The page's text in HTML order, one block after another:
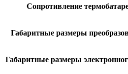
Сопротивление
Габаритные размеры
Габаритные размеры